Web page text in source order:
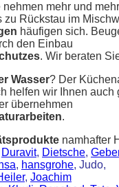
mehr und
zu Rückstau im
häufigen sich.
den Einbau
. Wir beraten
Wasser? Der
helfen wir Ihnen auch
übernehmen
.
namhafter
Duravit, Dietsche,
, hansgrohe, Judo,
, Joachim